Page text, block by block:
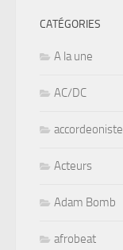
CATÉGORIES
A la une
AC/DC
accordeoniste
Acteurs
Adam Bomb
afrobeat